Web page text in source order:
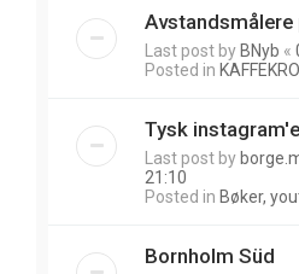
Last post by BNyb «
Posted in
Tysk
Last post by
21:10
Posted in Bøker,
Bornholm Süd